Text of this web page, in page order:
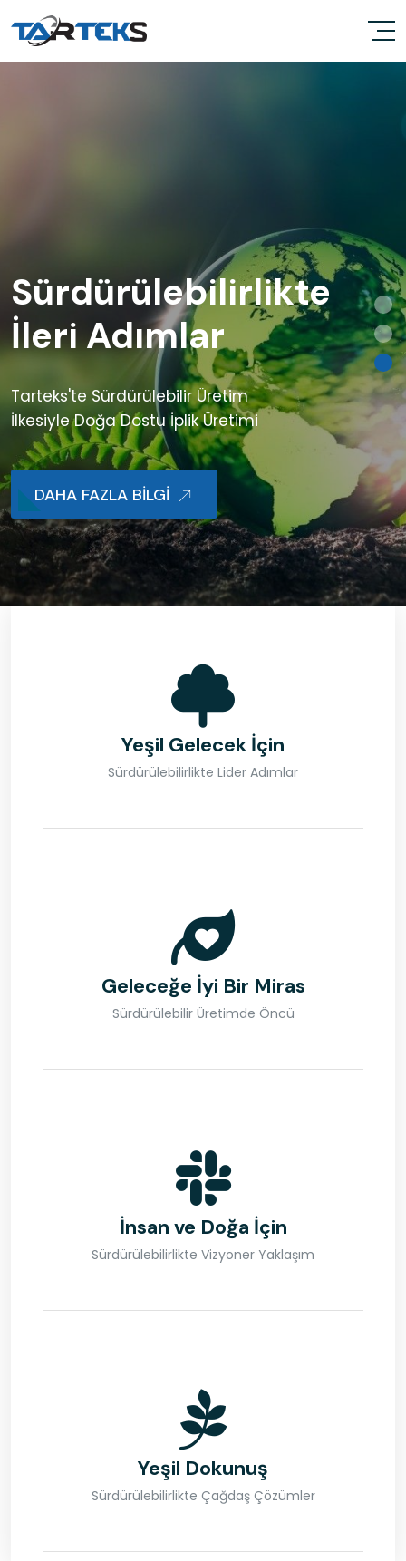
Çevre Dostu ve
Yenilikçi Ürünler
Sürdürülebilir Tekstil Dünyasında Çığır Açan
Ürünler
Yeşil Gelecek İçin
Sürdürülebilirlikte Lider Adımlar
Geleceğe İyi Bir Miras
Sürdürülebilir Üretimde Öncü
İnsan ve Doğa İçin
Sürdürülebilirlikte Vizyoner Yaklaşım
Yeşil Dokunuş
Sürdürülebilirlikte Çağdaş Çözümler